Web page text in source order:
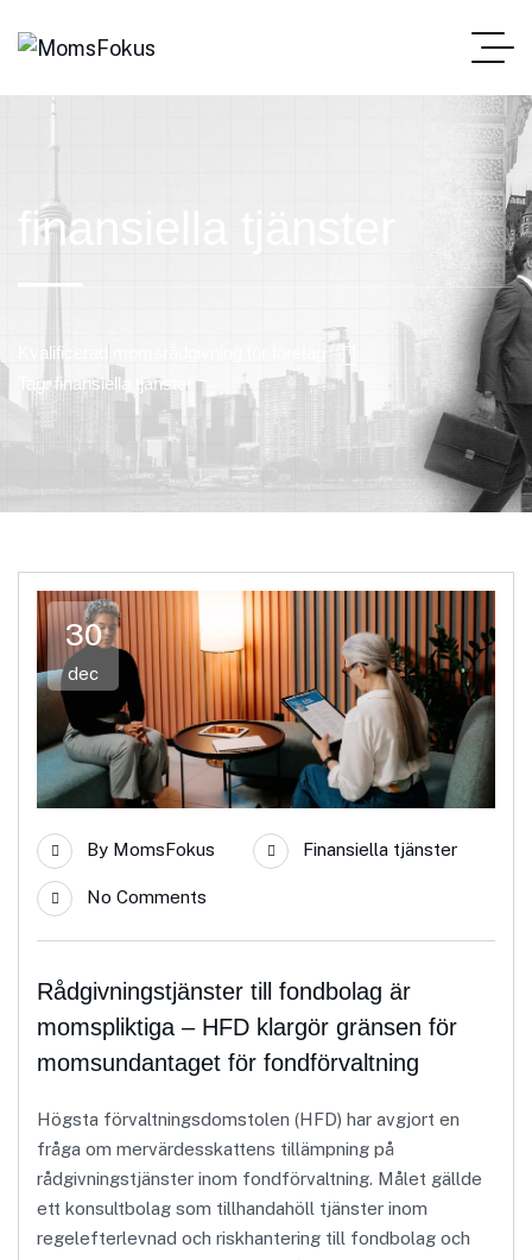
finansiella tjänster
Kvalificerad momsrådgivning för företag
Tag: finansiella tjänster
30
dec
By MomsFokus Finansiella tjänster
No Comments
Rådgivningstjänster till fondbolag är
momspliktiga – HFD klargör gränsen för
momsundantaget för fondförvaltning
Högsta förvaltningsdomstolen (HFD) har avgjort en
fråga om mervärdesskattens tillämpning på
rådgivningstjänster inom fondförvaltning. Målet gällde
ett konsultbolag som tillhandahöll tjänster inom
regelefterlevnad och riskhantering till fondbolag och